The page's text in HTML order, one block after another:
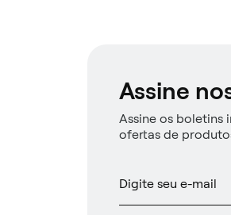
Assine
Assine os boletins
ofertas de